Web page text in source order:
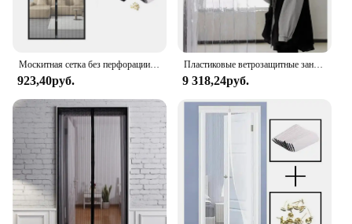
add a touch of elegance to your living room or
create a cozy atmosphere in your bedroom, the
BGment sliding door curtain is an excellent choice.
Москитная сетка без перфорации, магнитная сетка для защиты от насекомых, для раздвижных дверей во дворе, балконе
923,40руб.
Пластиковые ветрозащитные занавески из ПВХ, раздвижная занавеска для дверных занавесок, изоляционные экраны для дверей и окон, Индивидуальный размер
9 318,24руб.